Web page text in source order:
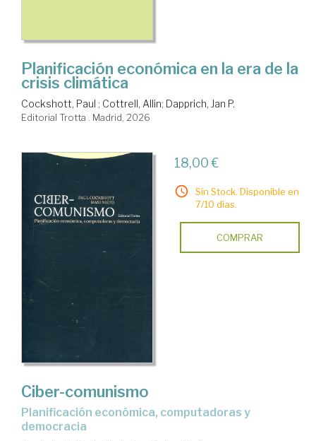
Planificación económica en la era de la
crisis climática
Cockshott, Paul ; Cottrell, Allin; Dapprich, Jan P.
Editorial Trotta . Madrid, 2026
18,00 €
Sin Stock. Disponible en
7/10 días.
COMPRAR
Ciber-comunismo
planificación económica, computadoras y
democracia